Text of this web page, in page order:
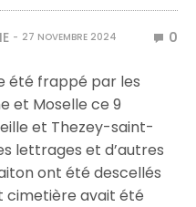
27 NOVEMBRE 2024 0
été frappé par les
et Moselle ce 9
et Thezey-saint-
lettrages et d’autres
ont été descellés
cimetière avait été